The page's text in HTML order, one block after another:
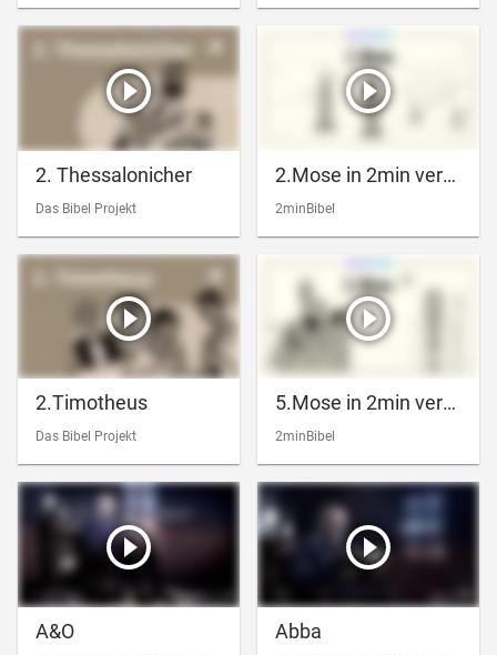
2. Thessalonicher
Das Bibel Projekt
2.Mose in 2min verstehen
2minBibel
2.Timotheus
Das Bibel Projekt
5.Mose in 2min verstehen
2minBibel
A&O Abba